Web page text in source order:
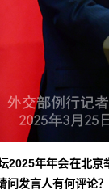
2025年年会在北
发言人有何评论？